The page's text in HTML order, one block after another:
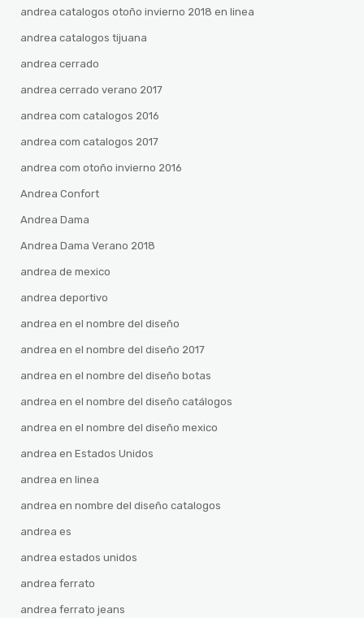
andrea catalogos otoño invierno 2018 en linea
andrea catalogos tijuana
andrea cerrado
andrea cerrado verano 2017
andrea com catalogos 2016
andrea com catalogos 2017
andrea com otoño invierno 2016
Andrea Confort
Andrea Dama
Andrea Dama Verano 2018
andrea de mexico
andrea deportivo
andrea en el nombre del diseño
andrea en el nombre del diseño 2017
andrea en el nombre del diseño botas
andrea en el nombre del diseño catálogos
andrea en el nombre del diseño mexico
andrea en Estados Unidos
andrea en linea
andrea en nombre del diseño catalogos
andrea es
andrea estados unidos
andrea ferrato
andrea ferrato jeans